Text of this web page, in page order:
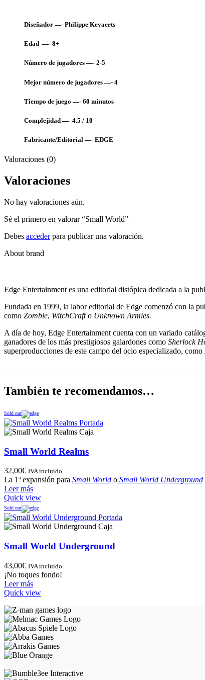
Diseñador —- Philippe Keyaerts
Edad —- 8+
Número de jugadores —- 2-5
Mejor número de jugadores —- 4
Tiempo de juego —- 60 minutos
Complejidad —- 4.5 / 10
Fabricante/Editorial —- EDGE
Valoraciones (0)
Valoraciones
No hay valoraciones aún.
Sé el primero en valorar “Small World”
Debes accederpara publicar una valoración.
About brand
Edge Entertainment es una editorial distópica dedicada a la
Fundada en 1999, la labor editorial de Edge comenzó con la
como Zombie, WitchCrafto Unknown Armies.
A día de hoy, Edge Entertainment cuenta con un variado
ganadores de los más prestigiosos galardones como Sherlock
superproducciones de este campo del ocio especializado, como
También te recomendamos…
Sold out
Small World Realms
32,00€ IVA incluido
La 1ª expansión para Small World o Small World Underground
Leer más
Quick view
Sold out
Small World Underground
43,00€ IVA incluido
¡No toques fondo!
Leer más
Quick view